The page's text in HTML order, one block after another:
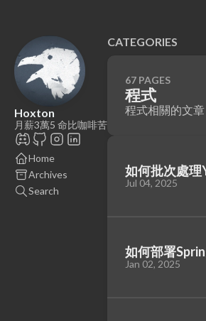
Hoxton
月薪3萬5 命比咖啡苦
Home
Archives
Search
CATEGORIES
67 PAGES
程式
程式相關的文章
如何批次處
Jul 04, 2025
如何部署
Jan 02, 2025